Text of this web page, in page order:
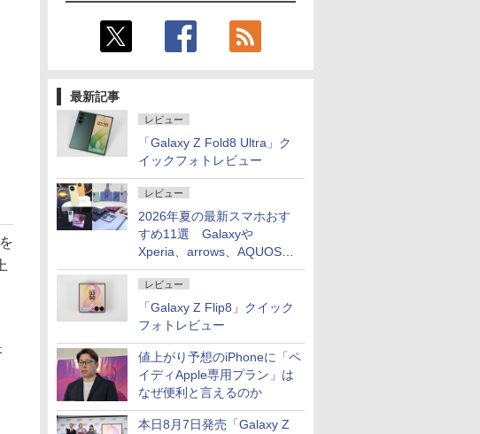
最新記事
レビュー
「Galaxy Z Fold8 Ultra」ク
イックフォトレビュー
レビュー
2026年夏の最新スマホおす
すめ11選 Galaxyや
Xperia、arrows、AQUOSな
ど注目機種の特徴は
レビュー
「Galaxy Z Flip8」クイック
フォトレビュー
値上がり予想のiPhoneに「ペ
イディApple専用プラン」は
なぜ便利と言えるのか
本日8月7日発売「Galaxy Z